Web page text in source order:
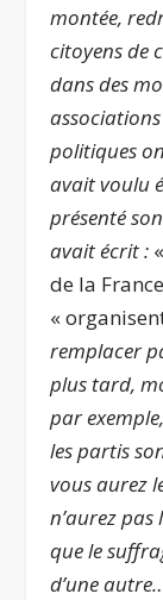
montée,
citoyens de
dans des
politiques
avait voulu
présenté
avait écrit :
de la
«
remplacer
plus tard,
par
les partis
vous aurez
n’aurez
que le
d’une